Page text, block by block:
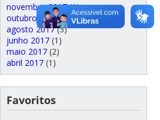
novembro 2017(1)
outubro 2017(3)
agosto 2017(3)
junho 2017(1)
maio 2017(2)
abril 2017(1)
Favoritos